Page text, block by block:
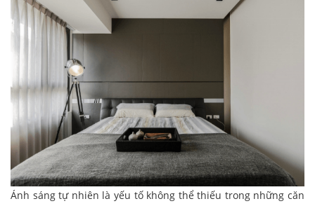
Ánh sáng tự nhiên là yếu tố không thể thiếu trong những căn